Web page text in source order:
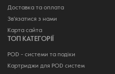
Доставка та оплата
Зв'язатися з нами
Карта сайта
ТОП КАТЕГОРІЇ
POD - системи та подіки
Картриджи для POD систем